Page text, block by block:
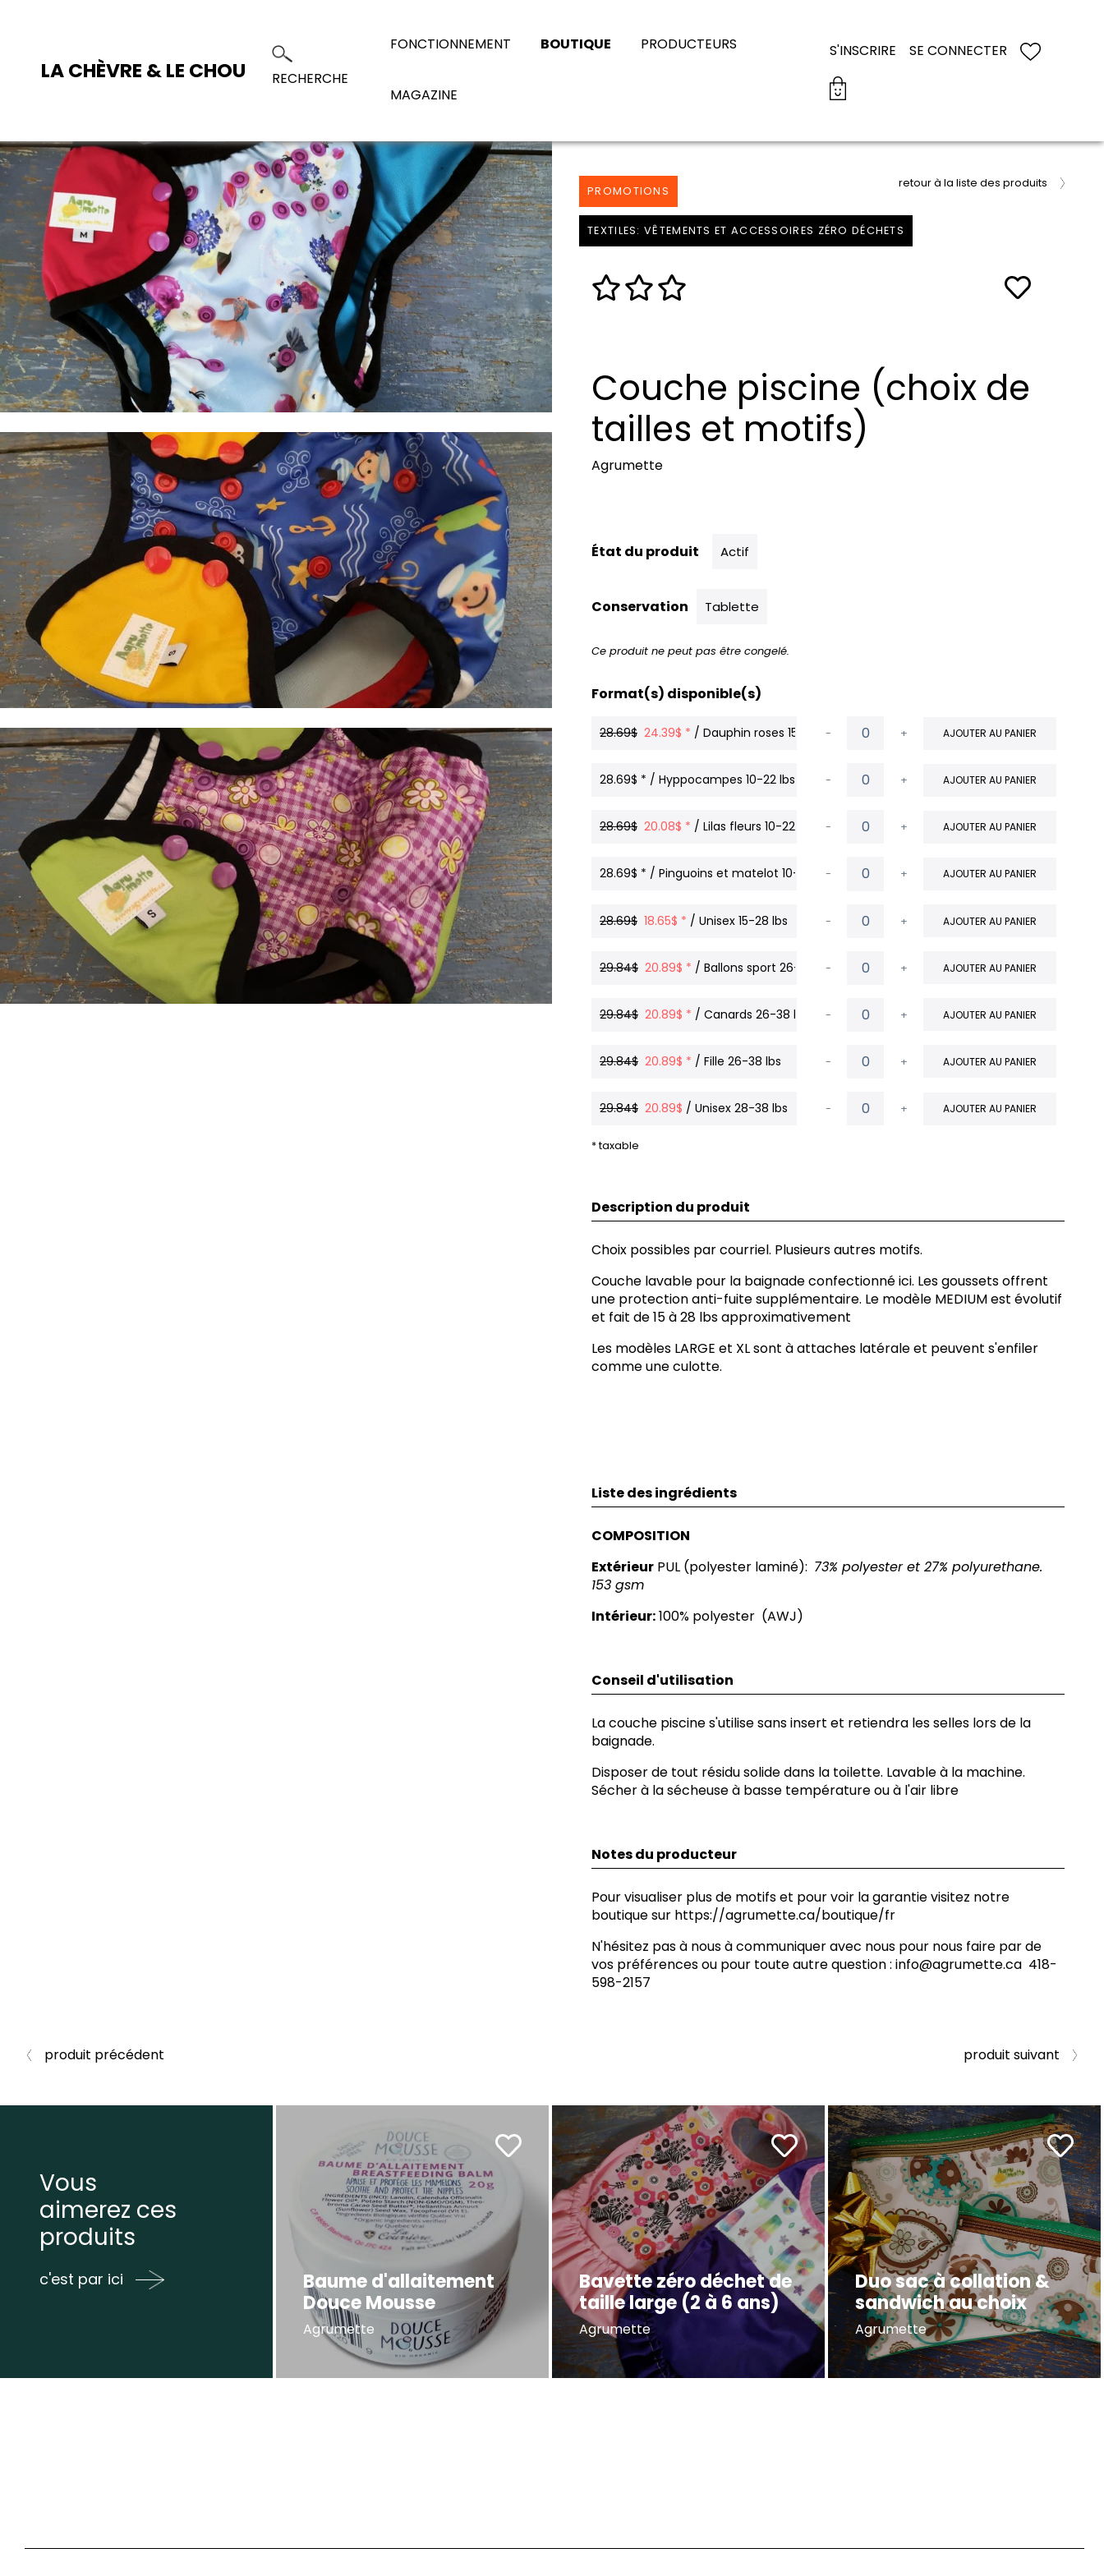
LA CHÈVRE & LE CHOU RECHERCHE
FONCTIONNEMENT BOUTIQUE PRODUCTEURS
MAGAZINE
S'INSCRIRE SE CONNECTER
PROMOTIONS
TEXTILES: VÊTEMENTS ET ACCESSOIRES ZÉRO DÉCHETS
retour à la liste des produits
Couche piscine (choix de
tailles et motifs)
Agrumette
État du produit Actif
Conservation Tablette
Ce produit ne peut pas être congelé.
Format(s) disponible(s)
28.69$ 24.39$ * / Dauphin roses 15-28 lbs (1)
- + AJOUTER AU PANIER
28.69$ * / Hyppocampes 10-22 lbs (1) - + AJOUTER AU PANIER
28.69$ 20.08$ * / Lilas fleurs 10-22 lbs (1)
- + AJOUTER AU PANIER
28.69$ * / Pinguoins et matelot 10-22 lbs (1)
- + AJOUTER AU PANIER
28.69$ 18.65$ * / Unisex 15-28 lbs - + AJOUTER AU PANIER
29.84$ 20.89$ * / Ballons sport 26-38 lbs (1)
- + AJOUTER AU PANIER
29.84$ 20.89$ * / Canards 26-38 lbs (1)- + AJOUTER AU PANIER
29.84$ 20.89$ * / Fille 26-38 lbs - + AJOUTER AU PANIER
29.84$ 20.89$ / Unisex 28-38 lbs - + AJOUTER AU PANIER
* taxable
Description du produit
Choix possibles par courriel. Plusieurs autres motifs.
Couche lavable pour la baignade confectionné ici. Les goussets offrent
une protection anti-fuite supplémentaire. Le modèle MEDIUM est évolutif
et fait de 15 à 28 lbs approximativement
Les modèles LARGE et XL sont à attaches latérale et peuvent s'enfiler
comme une culotte.
Liste des ingrédients
COMPOSITION
Extérieur PUL (polyester laminé): 73% polyester et 27% polyurethane.
153 gsm
Intérieur:100% polyester (AWJ)
Conseil d'utilisation
La couche piscine s'utilise sans insert et retiendra les selles lors de la
baignade.
Disposer de tout résidu solide dans la toilette. Lavable à la machine.
Sécher à la sécheuse à basse température ou à l'air libre
Notes du producteur
Pour visualiser plus de motifs et pour voir la garantie visitez notre
boutique sur https://agrumette.ca/boutique/fr
N'hésitez pas à nous à communiquer avec nous pour nous faire par de
vos préférences ou pour toute autre question : info@agrumette.ca 418-
598-2157
produit précédent produit suivant
Vous
aimerez ces
produits
c'est par ici
Baume d'allaitement
Douce Mousse
Agrumette
Bavette zéro déchet de
taille large (2 à 6 ans)
Agrumette
Duo sac à collation &
sandwich au choix
Agrumette